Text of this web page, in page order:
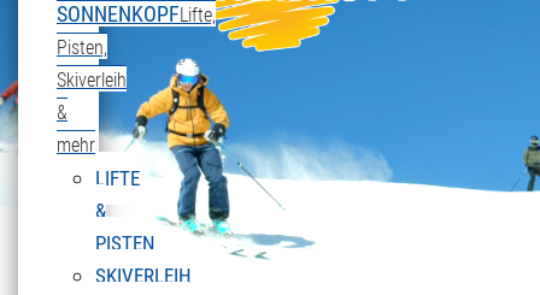
SONNENKOPFLifte,
Pisten,
Skiverleih
&
mehr
LIFTE
&
PISTEN
SKIVERLEIH